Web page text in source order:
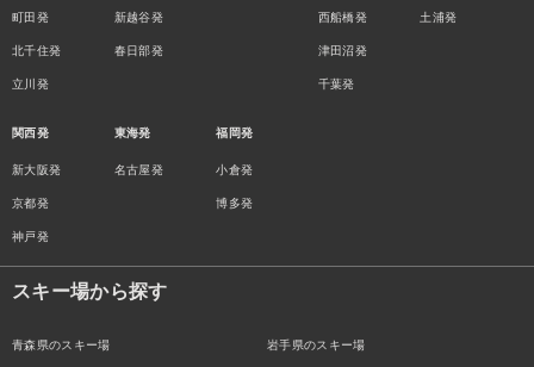
町田発
北千住発
立川発
新越谷発
春日部発
西船橋発
津田沼発
千葉発
土浦発
関西発
新大阪発
京都発
神戸発
東海発
名古屋発
福岡発
小倉発
博多発
スキー場から探す
青森県のスキー場 岩手県のスキー場